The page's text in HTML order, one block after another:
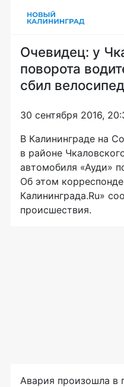
Очевидец: у
поворота
сбил
30 сентября 2016,
В Калининграде на
в районе
автомобиля «Ауди»
Об этом
Калининграда.Ru»
происшествия.
Авария произошла в